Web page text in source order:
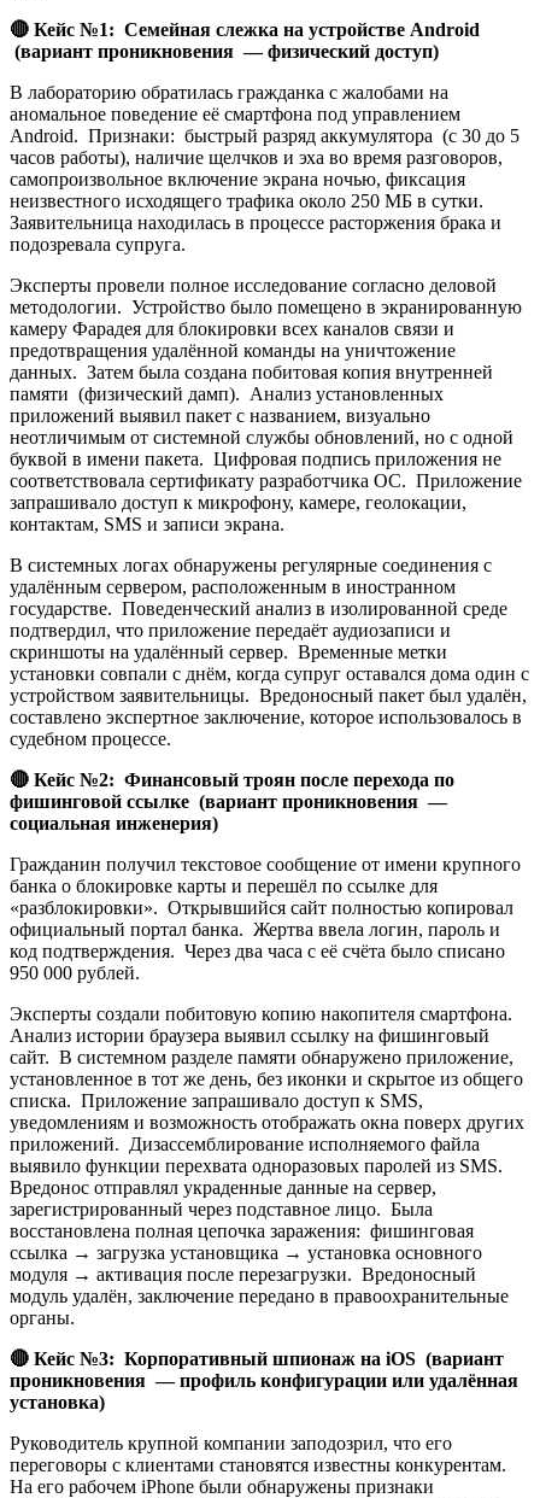
🔴 Кейс №1: Семейная слежка на устройстве Android
(вариант проникновения — физический доступ)
В лабораторию обратилась гражданка с жалобами на
аномальное поведение её смартфона под управлением
Android. Признаки: быстрый разряд аккумулятора (с 30 до 5
часов работы), наличие щелчков и эха во время разговоров,
самопроизвольное включение экрана ночью, фиксация
неизвестного исходящего трафика около 250 МБ в сутки.
Заявительница находилась в процессе расторжения брака и
подозревала супруга.
Эксперты провели полное исследование согласно деловой
методологии. Устройство было помещено в экранированную
камеру Фарадея для блокировки всех каналов связи и
предотвращения удалённой команды на уничтожение
данных. Затем была создана побитовая копия внутренней
памяти (физический дамп). Анализ установленных
приложений выявил пакет с названием, визуально
неотличимым от системной службы обновлений, но с одной
буквой в имени пакета. Цифровая подпись приложения не
соответствовала сертификату разработчика ОС. Приложение
запрашивало доступ к микрофону, камере, геолокации,
контактам, SMS и записи экрана.
В системных логах обнаружены регулярные соединения с
удалённым сервером, расположенным в иностранном
государстве. Поведенческий анализ в изолированной среде
подтвердил, что приложение передаёт аудиозаписи и
скриншоты на удалённый сервер. Временные метки
установки совпали с днём, когда супруг оставался дома один с
устройством заявительницы. Вредоносный пакет был удалён,
составлено экспертное заключение, которое использовалось в
судебном процессе.
🔴 Кейс №2: Финансовый троян после перехода по
фишинговой ссылке (вариант проникновения —
социальная инженерия)
Гражданин получил текстовое сообщение от имени крупного
банка о блокировке карты и перешёл по ссылке для
«разблокировки». Открывшийся сайт полностью копировал
официальный портал банка. Жертва ввела логин, пароль и
код подтверждения. Через два часа с её счёта было списано
950 000 рублей.
Эксперты создали побитовую копию накопителя смартфона.
Анализ истории браузера выявил ссылку на фишинговый
сайт. В системном разделе памяти обнаружено приложение,
установленное в тот же день, без иконки и скрытое из общего
списка. Приложение запрашивало доступ к SMS,
уведомлениям и возможность отображать окна поверх других
приложений. Дизассемблирование исполняемого файла
выявило функции перехвата одноразовых паролей из SMS.
Вредонос отправлял украденные данные на сервер,
зарегистрированный через подставное лицо. Была
восстановлена полная цепочка заражения: фишинговая
ссылка → загрузка установщика → установка основного
модуля → активация после перезагрузки. Вредоносный
модуль удалён, заключение передано в правоохранительные
органы.
🔴 Кейс №3: Корпоративный шпионаж на iOS (вариант
проникновения — профиль конфигурации или удалённая
установка)
Руководитель крупной компании заподозрил, что его
переговоры с клиентами становятся известны конкурентам.
На его рабочем iPhone были обнаружены признаки